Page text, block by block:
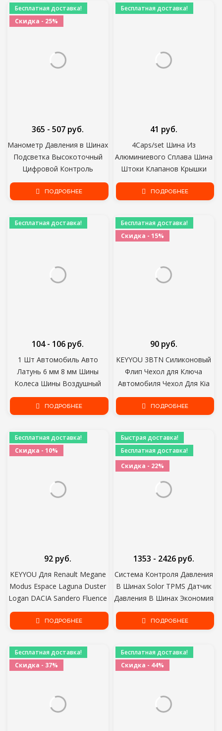
Бесплатная доставка!
Скидка - 25%
Манометр Давления в Шинах
Подсветка Высокоточный
Цифровой Контроль
Давления В Шинах
Автомобильный Манометр
Метр ЖК-дисплей
365 - 507 руб.
ПОДРОБНЕЕ
Бесплатная доставка!
4Caps/set Шина Из
Алюминиевого Сплава Шина
Штоки Клапанов Крышки
Воздушные пылезащитные
Колпачки Автомобили
Аксессуаров Украшения
41 руб.
ПОДРОБНЕЕ
Бесплатная доставка!
1 Шт Автомобиль Авто
Латунь 6 мм 8 мм Шины
Колеса Шины Воздушный
Патрон Инфлятор Насос
Клапан Клип Зажим Разъем
стайлинг
104 - 106 руб.
ПОДРОБНЕЕ
Бесплатная доставка!
Скидка - 15%
KEYYOU 3BTN Силиконовый
Флип Чехол для Ключа
Автомобиля Чехол Для Kia
RIO K2 K3 K5 Ceed Cerato
Sportage SOUL Для Hyundai
90 руб.
ПОДРОБНЕЕ
Бесплатная доставка!
Скидка - 10%
KEYYOU Для Renault Megane
Modus Espace Laguna Duster
Logan DACIA Sandero Fluence
Clio Kangoo 2 Кнопки
Дистанционного Ключа Shell
92 руб.
ПОДРОБНЕЕ
Быстрая доставка!
Бесплатная доставка!
Скидка - 22%
Система Контроля Давления
В Шинах Solor TPMS Датчик
Давления В Шинах Экономия
Топлива Автоматическая
Охранная Сигнализация
В Шинах
1353 - 2426 руб.
ПОДРОБНЕЕ
Бесплатная доставка!
Скидка - 37%
Бесплатная доставка!
Скидка - 44%